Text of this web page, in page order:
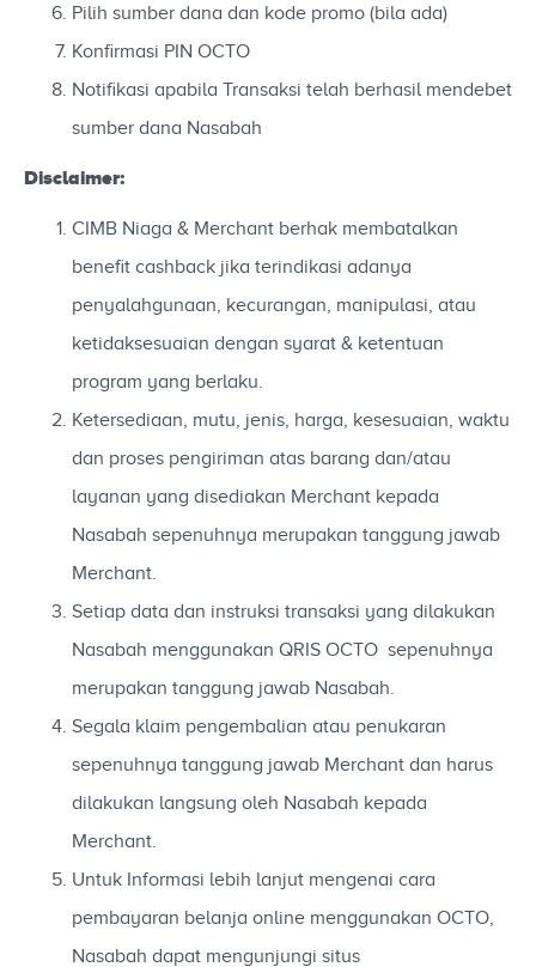
Pilih sumber dana dan kode promo (bila ada)
Konfirmasi PIN OCTO
Notifikasi apabila Transaksi telah berhasil mendebet
sumber dana Nasabah
Disclaimer:
CIMB Niaga & Merchant berhak membatalkan
benefit cashback jika terindikasi adanya
penyalahgunaan, kecurangan, manipulasi, atau
ketidaksesuaian dengan syarat & ketentuan
program yang berlaku.
Ketersediaan, mutu, jenis, harga, kesesuaian, waktu
dan proses pengiriman atas barang dan/atau
layanan yang disediakan Merchant kepada
Nasabah sepenuhnya merupakan tanggung jawab
Merchant.
Setiap data dan instruksi transaksi yang dilakukan
Nasabah menggunakan QRIS OCTO sepenuhnya
merupakan tanggung jawab Nasabah.
Segala klaim pengembalian atau penukaran
sepenuhnya tanggung jawab Merchant dan harus
dilakukan langsung oleh Nasabah kepada
Merchant.
Untuk Informasi lebih lanjut mengenai cara
pembayaran belanja online menggunakan OCTO,
Nasabah dapat mengunjungi situs